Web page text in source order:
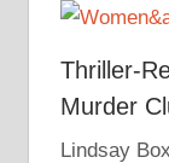
Thriller-
Murder
Lindsay